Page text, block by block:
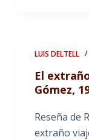
LUIS DELTELL
El
Gómez,
Reseña de
extraño